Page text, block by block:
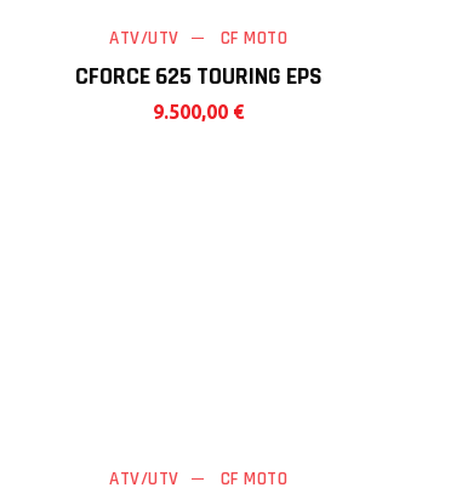
CFORCE 625 TOURING EPS
ATV/UTV CF MOTO
9.500,00 €
ATV/UTV CF MOTO